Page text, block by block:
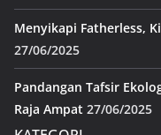
Menyikapi Fatherless,
27/06/2025
Pandangan Tafsir
Raja Ampat 27/06/2025